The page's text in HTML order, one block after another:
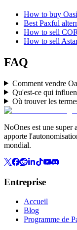
How to buy
Best Paxful
How to sell
How to sell
FAQ
Comment vendre
Qu'est-ce qui
Où trouver les
NoOnes est une super
apporte
mondial.
Entreprise
Accueil
Blog
Programme de